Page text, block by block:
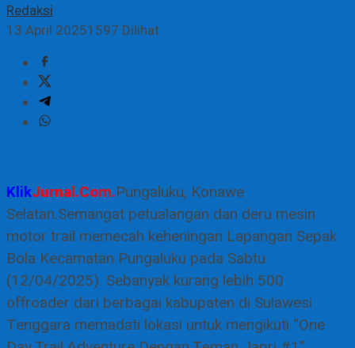
Redaksi
13 April 20251597 Dilihat
KlikJurnal.Com.Pungaluku, Konawe
Selatan.Semangat petualangan dan deru mesin
motor trail memecah keheningan Lapangan Sepak
Bola Kecamatan Pungaluku pada Sabtu
(12/04/2025). Sebanyak kurang lebih 500
offroader dari berbagai kabupaten di Sulawesi
Tenggara memadati lokasi untuk mengikuti “One